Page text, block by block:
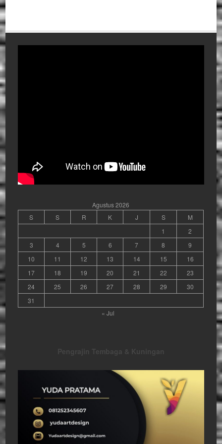
Agustus 2026
S
S R K J S
M
1
2
3
4 5 6 7 8
9
10
11 12 13 14 15
16
17
18 19 20 21 22
23
24
25 26 27 28 29
30
31
« Jul
Pengrajin Tembaga & Kuningan